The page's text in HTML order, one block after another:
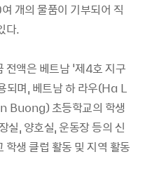
개의 물품이 기부되어 직
다.
전액은 베트남 '제4호 지구
되며, 베트남 하 라우(Ha L
Buong) 초등학교의 학생
실, 양호실, 운동장 등의 신
생 클럽 활동 및 지역 활동